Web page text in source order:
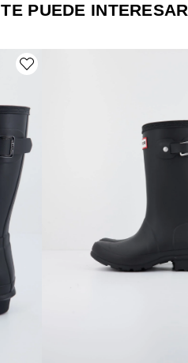
TE PUEDE INTERESAR